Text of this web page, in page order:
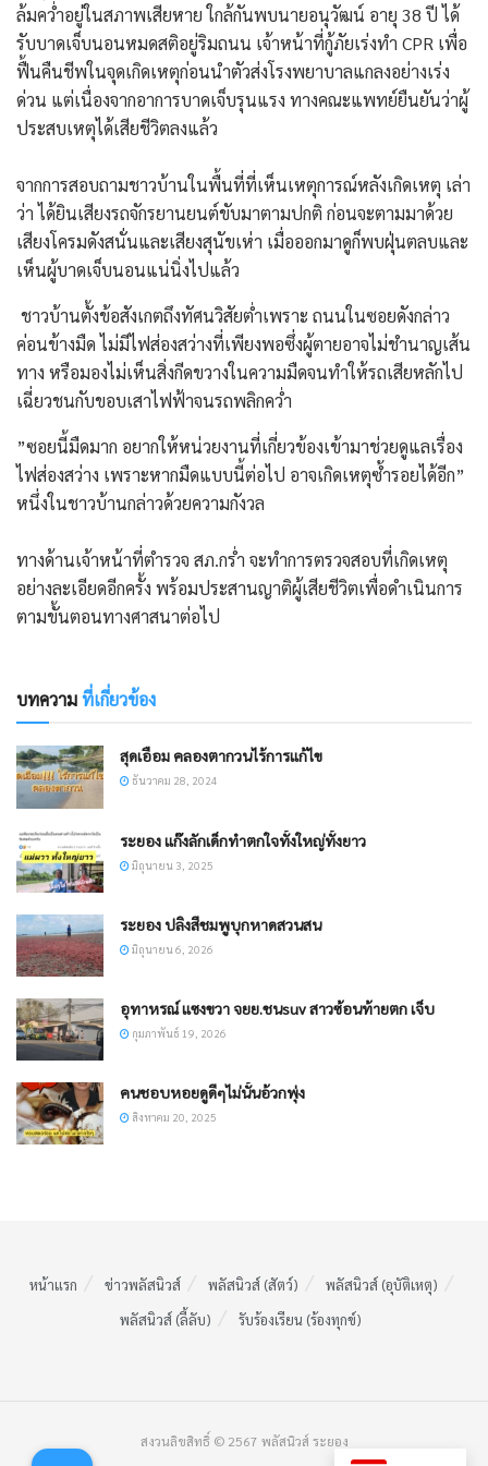
ล้มคว่ำอยู่ในสภาพเสียหาย ใกล้กันพบนายอนุวัฒน์ อายุ 38 ปี ได้
รับบาดเจ็บนอนหมดสติอยู่ริมถนน เจ้าหน้าที่กู้ภัยเร่งทำ CPR เพื่อ
ฟื้นคืนชีพในจุดเกิดเหตุก่อนนำตัวส่งโรงพยาบาลแกลงอย่างเร่ง
ด่วน แต่เนื่องจากอาการบาดเจ็บรุนแรง ทางคณะแพทย์ยืนยันว่าผู้
ประสบเหตุได้เสียชีวิตลงแล้ว
​จากการสอบถามชาวบ้านในพื้นที่ที่เห็นเหตุการณ์หลังเกิดเหตุ เล่า
ว่า ได้ยินเสียงรถจักรยานยนต์ขับมาตามปกติ ก่อนจะตามมาด้วย
เสียงโครมดังสนั่นและเสียงสุนัขเห่า เมื่อออกมาดูก็พบฝุ่นตลบและ
เห็นผู้บาดเจ็บนอนแน่นิ่งไปแล้ว
​ ชาวบ้านตั้งข้อสังเกตถึง​ทัศนวิสัยต่ำเพราะ ถนนในซอยดังกล่าว
ค่อนข้างมืด ไม่มีไฟส่องสว่างที่เพียงพอซึ่งผู้ตายอาจไม่ชำนาญเส้น
ทาง หรือมองไม่เห็นสิ่งกีดขวางในความมืดจนทำให้รถเสียหลักไป
เฉี่ยวชนกับขอบเสาไฟฟ้าจนรถพลิกคว่ำ
​”ซอยนี้มืดมาก อยากให้หน่วยงานที่เกี่ยวข้องเข้ามาช่วยดูแลเรื่อง
ไฟส่องสว่าง เพราะหากมืดแบบนี้ต่อไป อาจเกิดเหตุซ้ำรอยได้อีก”
หนึ่งในชาวบ้านกล่าวด้วยความกังวล
​ทางด้านเจ้าหน้าที่ตำรวจ สภ.กร่ำ จะทำการตรวจสอบที่เกิดเหตุ
อย่างละเอียดอีกครั้ง พร้อมประสานญาติผู้เสียชีวิตเพื่อดำเนินการ
ตามขั้นตอนทางศาสนาต่อไป
บทความที่เกี่ยวข้อง
สุดเอือม คลองตากวนไร้การแก้ไข
ธันวาคม 28, 2024
ระยอง แก๊งลักเด็กทำตกใจทั้งใหญ่ทั้งยาว
มิถุนายน 3, 2025
ระยอง ปลิงสีชมพูบุกหาดสวนสน
มิถุนายน 6, 2026
อุทาหรณ์ แซงขวา จยย.ชนsuv สาวซ้อนท้ายตก เจ็บ
กุมภาพันธ์ 19, 2026
คนชอบหอยดูดีๆไม่นั้นอ้วกพุ่ง
สิงหาคม 20, 2025
หน้าแรก ข่าวพลัสนิวส์ พลัสนิวส์ (สัตว์)
พลัสนิวส์ (อุบัติเหตุ)
พลัสนิวส์ (ลี้ลับ)
รับร้องเรียน (ร้องทุกข์)
สงวนลิขสิทธิ์ © 2567 พลัสนิวส์ ระยอง